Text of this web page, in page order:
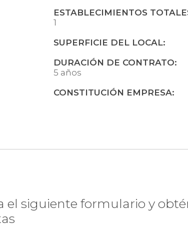
ESTABLECIMIENTOS
1
SUPERFICIE DEL LOCAL:
DURACIÓN DE CONTRATO:
5 años
CONSTITUCIÓN EMPRESA:
el siguiente formulario y